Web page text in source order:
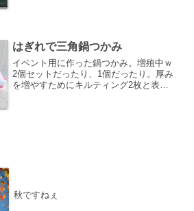
はぎれで三角鍋つかみ
イベント用に作った鍋つかみ。増殖中ｗ
2個セットだったり、1個だったり。厚み
を増やすためにキルティング2枚と表生
秋ですねぇ